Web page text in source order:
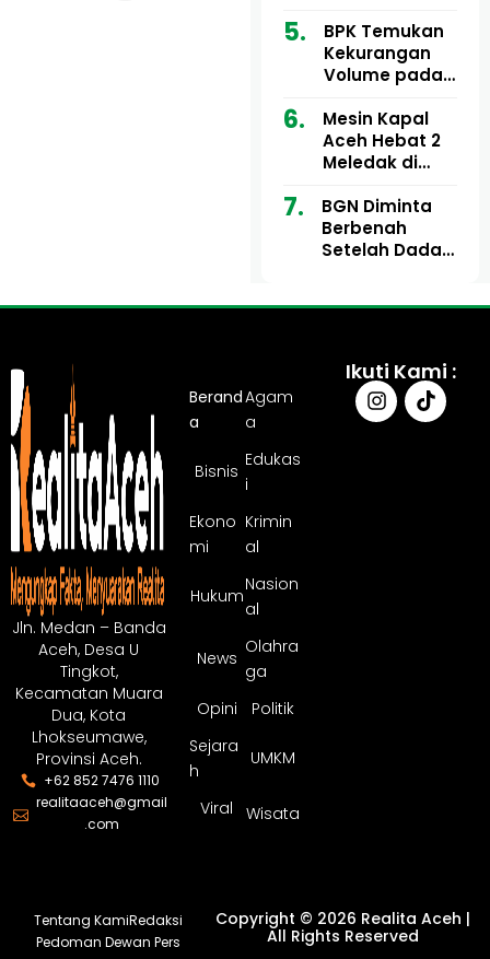
Miliar Tuai
Sorotan, Publik
Pertanyakan
Anggaran
BPK Temukan
Kekurangan
Volume pada
Aceh Utara
Tahun 2024,
Pengembalian
Sepenuhnya
Tuntas
Mesin Kapal
Aceh Hebat 2
Meledak di
Ulee Lheue, 14
Orang Derita
Luka Bakar
BGN Diminta
Berbenah
Setelah Dadan
Jln. Medan – Banda
Aceh, Desa U
Tingkot,
Kecamatan Muara
Dua, Kota
Lhokseumawe,
Provinsi Aceh.
+62 852 7476 1110
realitaaceh@gmail
.com
Berand
a
Agam
a
Bisnis
Edukas
i
Ekono
mi
Krimin
al
Hukum
Nasion
al
News
Olahra
ga
Opini
Politik
Sejara
h
UMKM
Viral Wisata
Ikuti Kami :
Tentang KamiRedaksi
Pedoman Dewan Pers
Copyright © 2026 Realita Aceh |
All Rights Reserved